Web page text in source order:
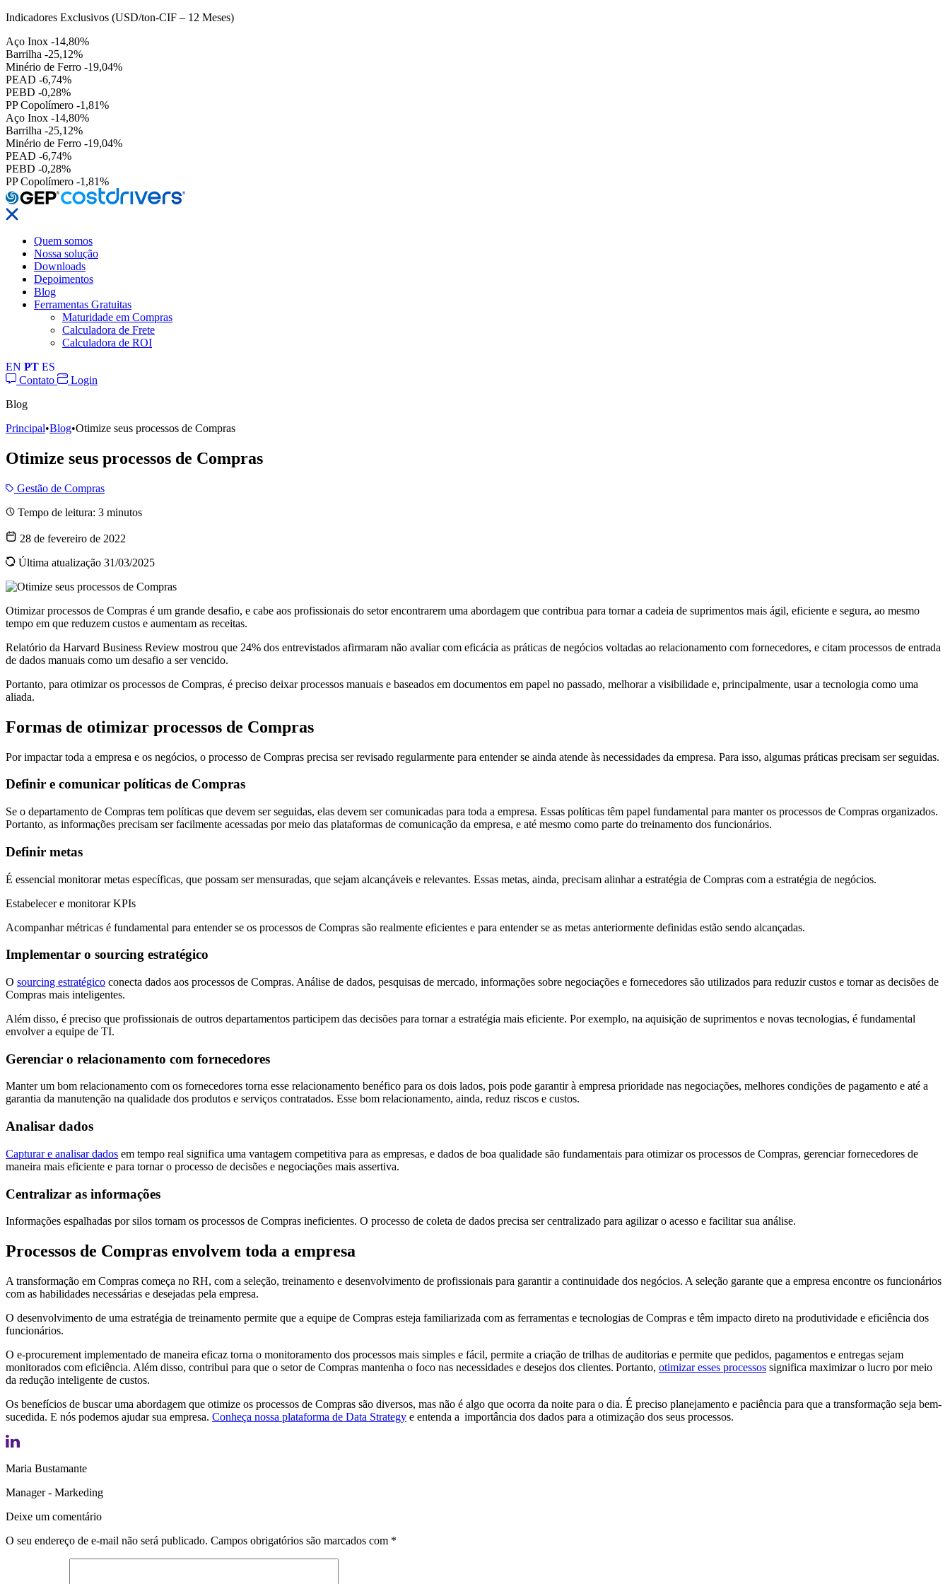
Indicadores Exclusivos (USD/ton-CIF – 12 Meses)
Aço Inox -14,80%
Barrilha -25,12%
Minério de Ferro -19,04%
PEAD -6,74%
PEBD -0,28%
PP Copolímero -1,81%
Aço Inox -14,80%
Barrilha -25,12%
Minério de Ferro -19,04%
PEAD -6,74%
PEBD -0,28%
PP Copolímero -1,81%
Quem somos
Nossa solução
Downloads
Depoimentos
Blog
Ferramentas Gratuitas
Maturidade em Compras
Calculadora de Frete
Calculadora de ROI
EN PT ES
Contato
Login
Blog
Principal•Blog•Otimize seus processos de Compras
Otimize seus processos de Compras
Gestão de Compras
Tempo de leitura: 3 minutos
28 de fevereiro de 2022
Última atualização 31/03/2025
Otimizar processos de Compras é um grande desafio, e cabe aos profissionais do setor encontrarem uma abordagem que contribua para tornar a cadeia de suprimentos mais ágil, eficiente e segura, ao mesmo
tempo em que reduzem custos e aumentam as receitas.
Relatório da Harvard Business Review mostrou que 24% dos entrevistados afirmaram não avaliar com eficácia as práticas de negócios voltadas ao relacionamento com fornecedores, e citam processos de entrada
de dados manuais como um desafio a ser vencido.
Portanto, para otimizar os processos de Compras, é preciso deixar processos manuais e baseados em documentos em papel no passado, melhorar a visibilidade e, principalmente, usar a tecnologia como uma
aliada.
Formas de otimizar processos de Compras
Por impactar toda a empresa e os negócios, o processo de Compras precisa ser revisado regularmente para entender se ainda atende às necessidades da empresa. Para isso, algumas práticas precisam ser seguidas.
Definir e comunicar políticas de Compras
Se o departamento de Compras tem políticas que devem ser seguidas, elas devem ser comunicadas para toda a empresa. Essas políticas têm papel fundamental para manter os processos de Compras organizados.
Portanto, as informações precisam ser facilmente acessadas por meio das plataformas de comunicação da empresa, e até mesmo como parte do treinamento dos funcionários.
Definir metas
É essencial monitorar metas específicas, que possam ser mensuradas, que sejam alcançáveis e relevantes. Essas metas, ainda, precisam alinhar a estratégia de Compras com a estratégia de negócios.
Estabelecer e monitorar KPIs
Acompanhar métricas é fundamental para entender se os processos de Compras são realmente eficientes e para entender se as metas anteriormente definidas estão sendo alcançadas.
Implementar o sourcing estratégico
O sourcing estratégico conecta dados aos processos de Compras. Análise de dados, pesquisas de mercado, informações sobre negociações e fornecedores são utilizados para reduzir custos e tornar as decisões de
Compras mais inteligentes.
Além disso, é preciso que profissionais de outros departamentos participem das decisões para tornar a estratégia mais eficiente. Por exemplo, na aquisição de suprimentos e novas tecnologias, é fundamental
envolver a equipe de TI.
Gerenciar o relacionamento com fornecedores
Manter um bom relacionamento com os fornecedores torna esse relacionamento benéfico para os dois lados, pois pode garantir à empresa prioridade nas negociações, melhores condições de pagamento e até a
garantia da manutenção na qualidade dos produtos e serviços contratados. Esse bom relacionamento, ainda, reduz riscos e custos.
Analisar dados
Capturar e analisar dados em tempo real significa uma vantagem competitiva para as empresas, e dados de boa qualidade são fundamentais para otimizar os processos de Compras, gerenciar fornecedores de
maneira mais eficiente e para tornar o processo de decisões e negociações mais assertiva.
Centralizar as informações
Informações espalhadas por silos tornam os processos de Compras ineficientes. O processo de coleta de dados precisa ser centralizado para agilizar o acesso e facilitar sua análise.
Processos de Compras envolvem toda a empresa
A transformação em Compras começa no RH, com a seleção, treinamento e desenvolvimento de profissionais para garantir a continuidade dos negócios. A seleção garante que a empresa encontre os funcionários
com as habilidades necessárias e desejadas pela empresa.
O desenvolvimento de uma estratégia de treinamento permite que a equipe de Compras esteja familiarizada com as ferramentas e tecnologias de Compras e têm impacto direto na produtividade e eficiência dos
funcionários.
O e-procurement implementado de maneira eficaz torna o monitoramento dos processos mais simples e fácil, permite a criação de trilhas de auditorias e permite que pedidos, pagamentos e entregas sejam
monitorados com eficiência. Além disso, contribui para que o setor de Compras mantenha o foco nas necessidades e desejos dos clientes. Portanto, otimizar esses processos significa maximizar o lucro por meio
da redução inteligente de custos.
Os benefícios de buscar uma abordagem que otimize os processos de Compras são diversos, mas não é algo que ocorra da noite para o dia. É preciso planejamento e paciência para que a transformação seja bem-
sucedida. E nós podemos ajudar sua empresa. Conheça nossa plataforma de Data Strategy e entenda a importância dos dados para a otimização dos seus processos.
Maria Bustamante
Manager - Markeding
Deixe um comentário
O seu endereço de e-mail não será publicado. Campos obrigatórios são marcados com *